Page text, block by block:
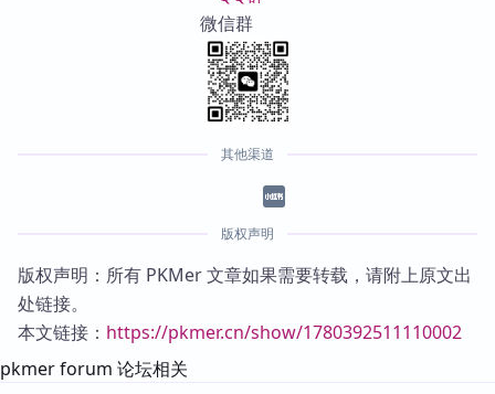
微信群
其他渠道
版权声明
版权声明：所有 PKMer 文章如果需要转载，请附上原文出
处链接。
本文链接： https://pkmer.cn/show/1780392511110002
pkmer forum 论坛相关